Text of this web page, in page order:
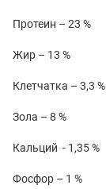
Протеин – 23 %
Жир – 13 %
Клетчатка – 3,3 %
Зола – 8 %
Кальций - 1,35 %
Фосфор – 1 %